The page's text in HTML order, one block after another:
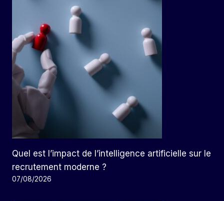
Quel est l’impact de l’intelligence artificielle sur le
recrutement moderne ?
07/08/2026